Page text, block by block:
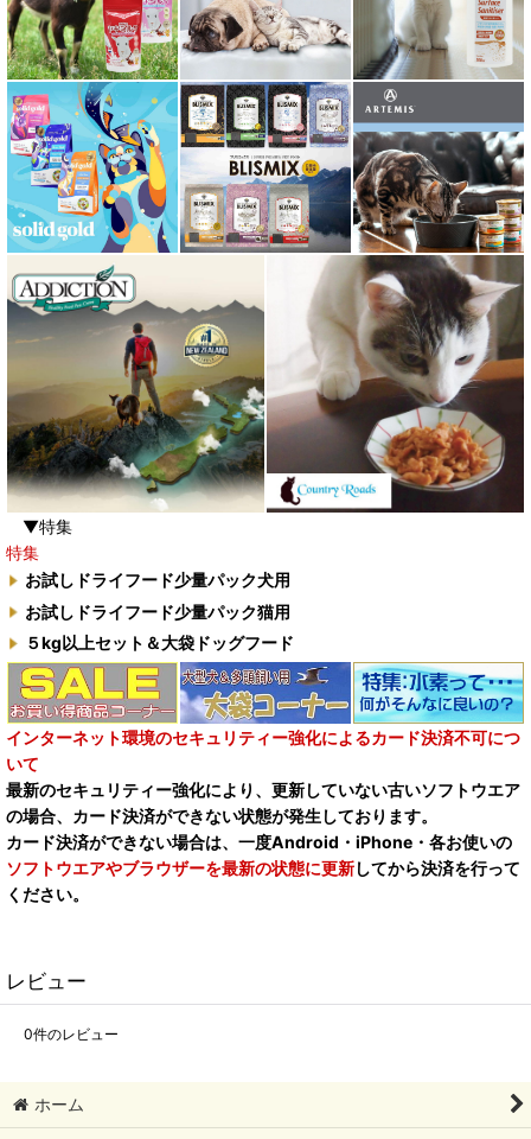
▼特集
特集
お試しドライフード少量パック犬用
お試しドライフード少量パック猫用
５kg以上セット＆大袋ドッグフード
インターネット環境のセキュリティー強化によるカード決済不可につ
いて
最新のセキュリティー強化により、更新していない古いソフトウエア
の場合、カード決済ができない状態が発生しております。
カード決済ができない場合は、一度Android・iPhone・各お使いの
ソフトウエアやブラウザーを最新の状態に更新してから決済を行って
ください。
レビュー
0件のレビュー
ホーム